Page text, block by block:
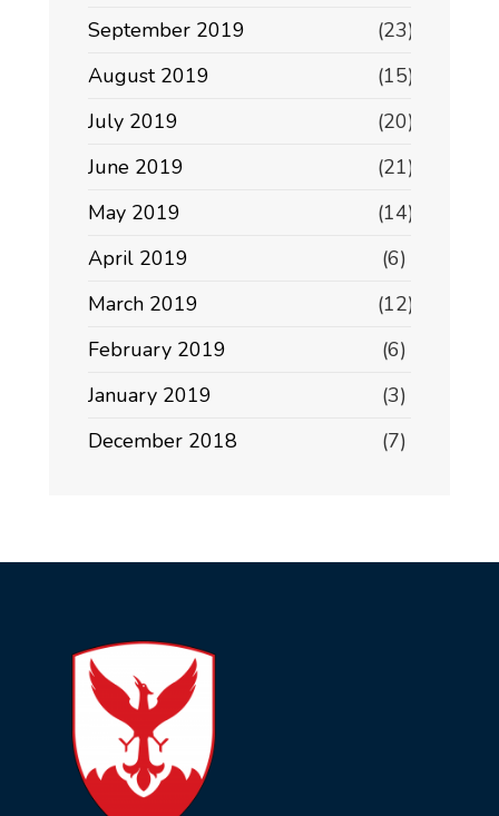
September 2019
(23)
August 2019
(15)
July 2019
(20)
June 2019
(21)
May 2019
(14)
April 2019
(6)
March 2019
(12)
February 2019
(6)
January 2019
(3)
December 2018
(7)